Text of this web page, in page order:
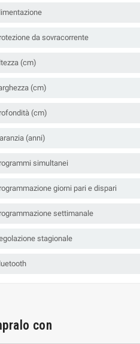
da sovracorrente
(cm)
(cm)
(cm)
(anni)
simultanei
giorni pari e dispari
settimanale
stagionale
con